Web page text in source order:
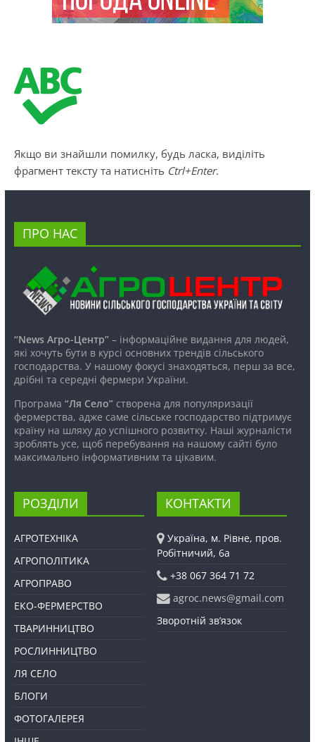
Якщо ви знайшли помилку, будь ласка, виділіть
фрагмент тексту та натисніть Ctrl+Enter.
ПРО НАС
“News Агро-Центр”– інформаційне видання для людей,
які хочуть бути в курсі основних трендів сільського
господарства. У нашому фокусі знаходяться, перш за все,
дрібні та середні фермери України.
Програма “Ля Село”створена для популяризації
фермерства, адже саме сільське господарство підтримує
країну на шляху до успішного розвитку. Наші журналісти
зроблять усе, щоб перебування на нашому сайті було
максимально інформативним та цікавим.
РОЗДІЛИ
АГРОТЕХНІКА
АГРОПОЛІТИКА
АГРОПРАВО
ЕКО-ФЕРМЕРСТВО
ТВАРИННИЦТВО
РОСЛИННИЦТВО
ЛЯ СЕЛО
БЛОГИ
ФОТОГАЛЕРЕЯ
КОНТАКТИ
Україна, м. Рівне, пров.
Робітничий, 6а
+38 067 364 71 72
agroc.news@gmail.com
Зворотній зв’язок